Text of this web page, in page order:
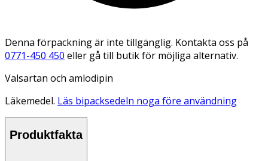
Denna förpackning är inte tillgänglig. Kontakta oss på
0771-450 450 eller gå till butik för möjliga alternativ.
Valsartan och amlodipin
Läkemedel. Läs bipacksedeln noga före användning
Produktfakta